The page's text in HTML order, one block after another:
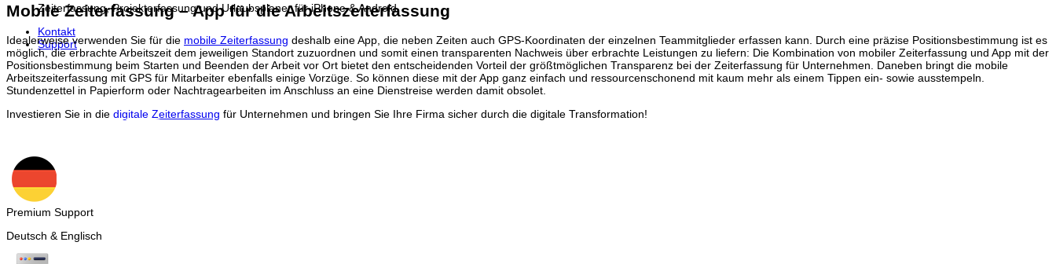
Zeiterfassung, Projekterfassung und Urlaubsplaner für iPhone & Android
Kontakt
Support
Mobile Zeiterfassung – App für die Arbeitszeiterfassung
Idealerweise verwenden Sie für die mobile Zeiterfassung deshalb eine App, die neben Zeiten auch GPS-Koordinaten der einzelnen Teammitglieder erfassen kann. Durch eine präzise Positionsbestimmung ist es
möglich, die erbrachte Arbeitszeit dem jeweiligen Standort zuzuordnen und somit einen transparenten Nachweis über erbrachte Leistungen zu liefern: Die Kombination von mobiler Zeiterfassung und App mit der
Positionsbestimmung beim Starten und Beenden der Arbeit vor Ort bietet den entscheidenden Vorteil der größtmöglichen Transparenz bei der Zeiterfassung für Unternehmen. Daneben bringt die mobile
Arbeitszeiterfassung mit GPS für Mitarbeiter ebenfalls einige Vorzüge. So können diese mit der App ganz einfach und ressourcenschonend mit kaum mehr als einem Tippen ein- sowie ausstempeln.
Stundenzettel in Papierform oder Nachtragearbeiten im Anschluss an eine Dienstreise werden damit obsolet.
Investieren Sie in die digitale Zeiterfassung für Unternehmen und bringen Sie Ihre Firma sicher durch die digitale Transformation!
Premium Support
Deutsch & Englisch